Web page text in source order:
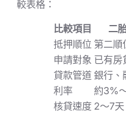
較表格：
比較項目 二
抵押順位 第二順
申請對象 已有房
貸款管道 銀行、
利率
約3%
核貸速度 2～7天